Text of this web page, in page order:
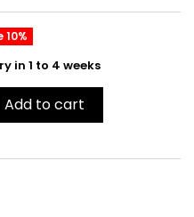
10%
in 1 to 4 weeks
Add to cart